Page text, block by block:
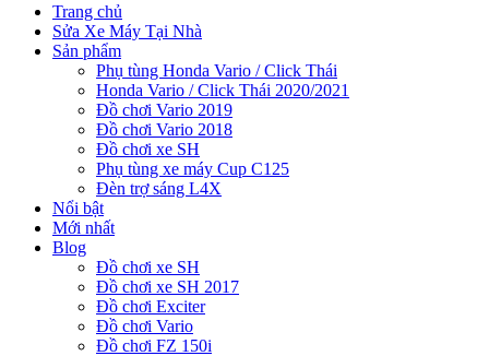
Trang chủ
Sửa Xe Máy Tại Nhà
Sản phẩm
Phụ tùng Honda Vario / Click Thái
Honda Vario / Click Thái 2020/2021
Đồ chơi Vario 2019
Đồ chơi Vario 2018
Đồ chơi xe SH
Phụ tùng xe máy Cup C125
Đèn trợ sáng L4X
Nổi bật
Mới nhất
Blog
Đồ chơi xe SH
Đồ chơi xe SH 2017
Đồ chơi Exciter
Đồ chơi Vario
Đồ chơi FZ 150i